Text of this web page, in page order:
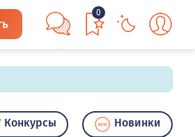
0
Конкурсы Новинки